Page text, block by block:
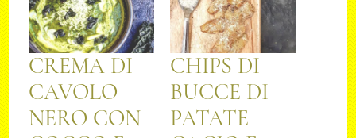
CREMA DI
CAVOLO
NERO CON
CHIPS DI
BUCCE DI
PATATE